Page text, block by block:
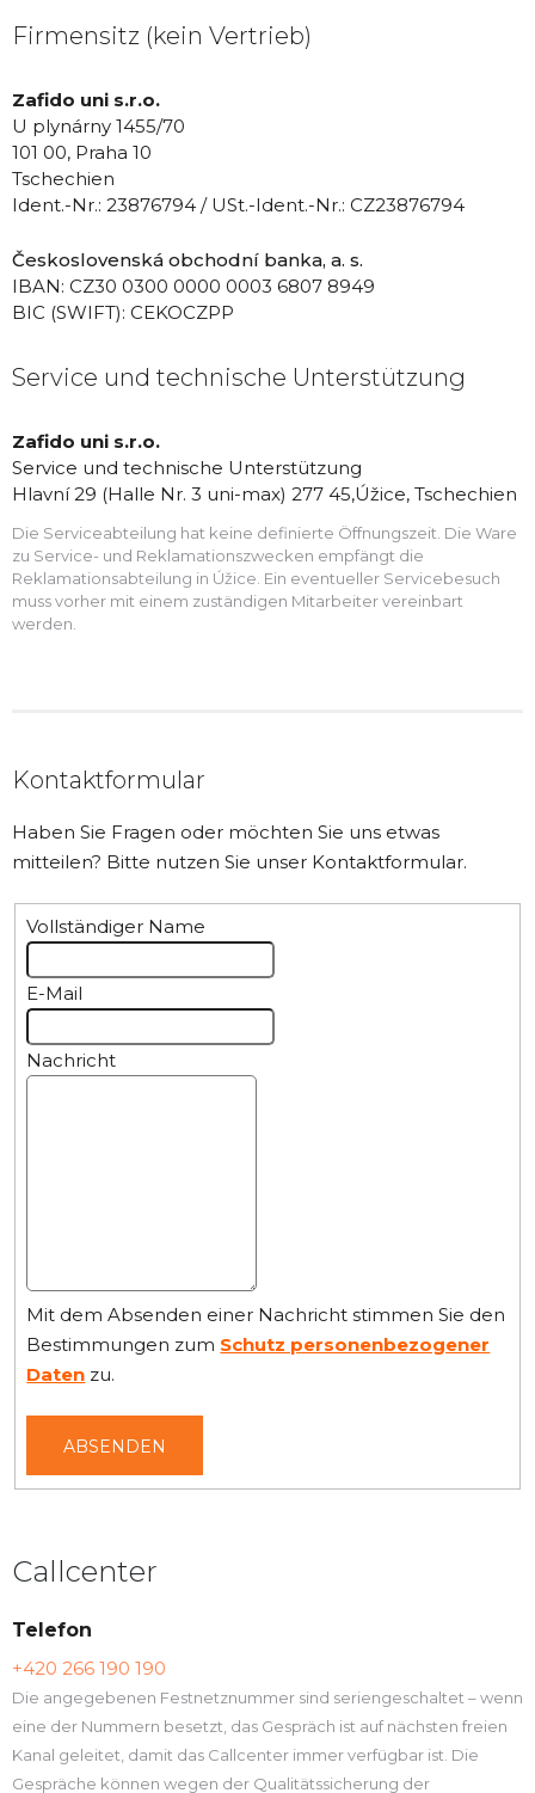
Firmensitz (kein Vertrieb)
Zafido uni s.r.o.
U plynárny 1455/70
101 00, Praha 10
Tschechien
Ident.-Nr.: 23876794 / USt.-Ident.-Nr.: CZ23876794
Československá obchodní banka, a. s.
IBAN: CZ30 0300 0000 0003 6807 8949
BIC (SWIFT): CEKOCZPP
Service und technische Unterstützung
Zafido uni s.r.o.
Service und technische Unterstützung
Hlavní 29 (Halle Nr. 3 uni-max) 277 45,Úžice, Tschechien
Die Serviceabteilung hat keine definierte Öffnungszeit. Die Ware
zu Service- und Reklamationszwecken empfängt die
Reklamationsabteilung in Úžice. Ein eventueller Servicebesuch
muss vorher mit einem zuständigen Mitarbeiter vereinbart
werden.
Kontaktformular
Haben Sie Fragen oder möchten Sie uns etwas
mitteilen? Bitte nutzen Sie unser Kontaktformular.
Vollständiger Name
E-Mail
Nachricht
Mit dem Absenden einer Nachricht stimmen Sie den
Bestimmungen zum Schutz personenbezogener
Daten zu.
ABSENDEN
Callcenter
Telefon
+420 266 190 190
Die angegebenen Festnetznummer sind seriengeschaltet – wenn
eine der Nummern besetzt, das Gespräch ist auf nächsten freien
Kanal geleitet, damit das Callcenter immer verfügbar ist. Die
Gespräche können wegen der Qualitätssicherung der